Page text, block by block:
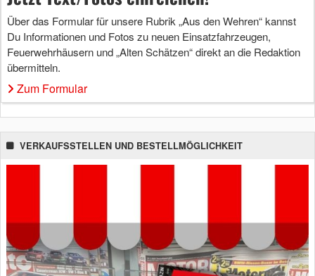
Über das Formular für unsere Rubrik „Aus den Wehren“ kannst
Du Informationen und Fotos zu neuen Einsatzfahrzeugen,
Feuerwehrhäusern und „Alten Schätzen“ direkt an die Redaktion
übermitteln.
Zum Formular
VERKAUFSSTELLEN UND BESTELLMÖGLICHKEIT